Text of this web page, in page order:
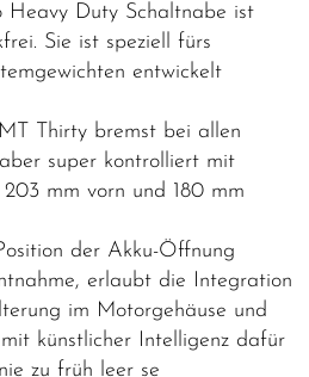
Heavy Duty Schaltnabe ist
Sie ist speziell fürs
entwickelt
Thirty bremst bei allen
super kontrolliert mit
mm vorn und 180 mm
der Akku-Öffnung
erlaubt die Integration
im Motorgehäuse und
künstlicher Intelligenz dafür
zu früh leer se